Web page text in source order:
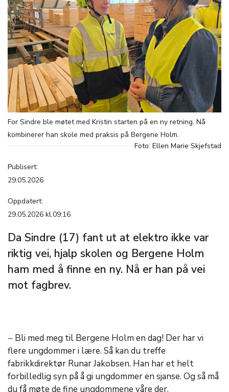
For Sindre ble møtet med Kristin starten på en ny retning. Nå
kombinerer han skole med praksis på Bergene Holm.
Foto: Ellen Marie Skjefstad
Publisert:
29.05.2026
Oppdatert:
29.05.2026 kl.09:16
Da Sindre (17) fant ut at elektro ikke var
riktig vei, hjalp skolen og Bergene Holm
ham med å finne en ny. Nå er han på vei
mot fagbrev.
− Bli med meg til Bergene Holm en dag! Der har vi
flere ungdommer i lære. Så kan du treffe
fabrikkdirektør Runar Jakobsen. Han har et helt
forbilledlig syn på å gi ungdommer en sjanse. Og så må
du få møte de fine ungdommene våre der.